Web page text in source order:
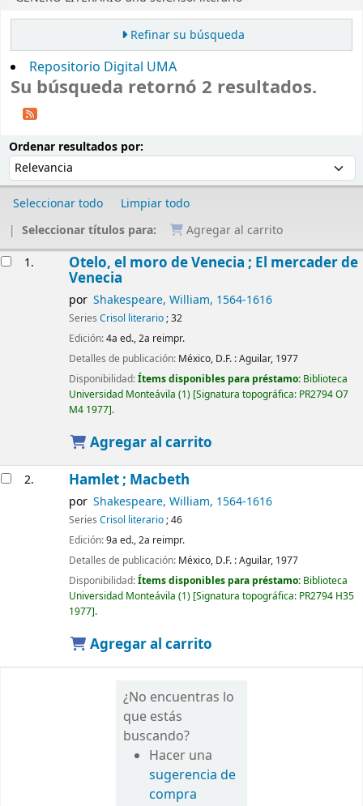
Refinar su búsqueda
Repositorio Digital UMA
Su búsqueda retornó 2 resultados.
Ordenar resultados por:
Seleccionar todo
Limpiar todo
Seleccionar títulos para:
Agregar al carrito
1. Otelo, el moro de Venecia ; El mercader de
Venecia
por Shakespeare, William, 1564-1616
Series Crisol literario; 32
Edición:4a ed., 2a reimpr.
Detalles de publicación: México, D.F. :Aguilar, 1977
Disponibilidad:Ítems disponibles para préstamo: Biblioteca
Universidad Monteávila (1) Signatura topográfica: PR2794 O7
M4 1977 .
Agregar al carrito
2. Hamlet ; Macbeth
por Shakespeare, William, 1564-1616
Series Crisol literario; 46
Edición:9a ed., 2a reimpr.
Detalles de publicación: México, D.F. :Aguilar, 1977
Disponibilidad:Ítems disponibles para préstamo: Biblioteca
Universidad Monteávila (1) Signatura topográfica: PR2794 H35
1977 .
Agregar al carrito
¿No encuentras lo
que estás
buscando?
Hacer una
sugerencia de
compra